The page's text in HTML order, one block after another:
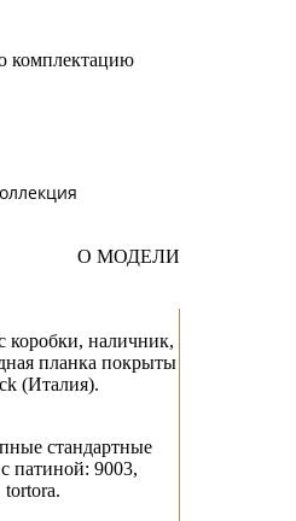
комплектацию
О МОДЕЛИ
коробки, наличник,
планка покрыты
(Италия).
стандартные
патиной: 9003,
tortora.